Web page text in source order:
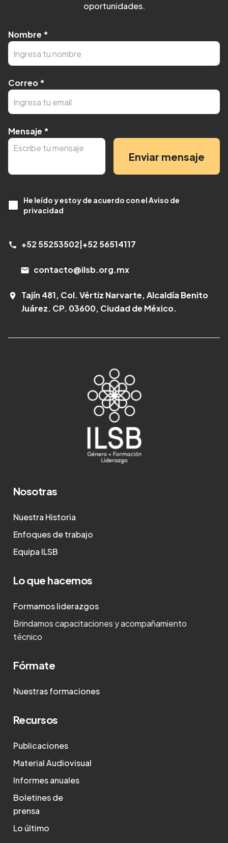
oportunidades.
Nombre *
Correo*
Mensaje *
Enviar mensaje
He leído y estoy de acuerdo con el Aviso de
privacidad
call +52 55253502 +52 56514117
email contacto@ilsb.org.mx
room
Tajín 481, Col. Vértiz Narvarte, Alcaldía Benito
Juárez. CP. 03600, Ciudad de México.
Nosotras
Nuestra Historia
Enfoques de trabajo
Equipa ILSB
Lo que hacemos
Formamos liderazgos
Brindamos capacitaciones y acompañamiento
técnico
Fórmate
Nuestras formaciones
Recursos
Publicaciones
Material Audiovisual
Informes anuales
Boletines de
prensa
Lo último